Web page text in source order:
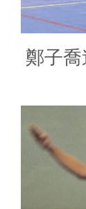
鄭子